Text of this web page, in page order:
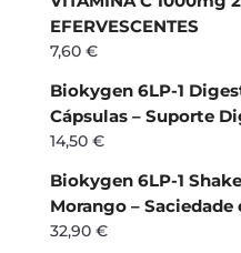
EFERVESCENTES
7,60 €
Biokygen 6LP-1
Cápsulas – Suporte
14,50 €
Biokygen 6LP-1
Morango – Saciedade
32,90 €